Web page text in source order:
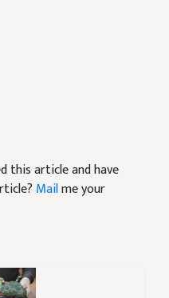
this article and have
Mailme your